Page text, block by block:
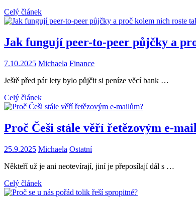
Celý článek
Jak fungují peer-to-peer půjčky a
7.10.2025 Michaela Finance
Ještě před pár lety bylo půjčit si peníze věcí bank …
Celý článek
Proč Češi stále věří řetězovým e-
25.9.2025 Michaela Ostatní
Někteří už je ani neotevírají, jiní je přeposílají dál s …
Celý článek